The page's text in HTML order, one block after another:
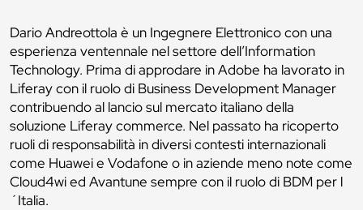
Dario Andreottola è un Ingegnere Elettronico con una
esperienza ventennale nel settore dell’Information
Technology. Prima di approdare in Adobe ha lavorato in
Liferay con il ruolo di Business Development Manager
contribuendo al lancio sul mercato italiano della
soluzione Liferay commerce. Nel passato ha ricoperto
ruoli di responsabilità in diversi contesti internazionali
come Huawei e Vodafone o in aziende meno note come
Cloud4wi ed Avantune sempre con il ruolo di BDM per l
´Italia.